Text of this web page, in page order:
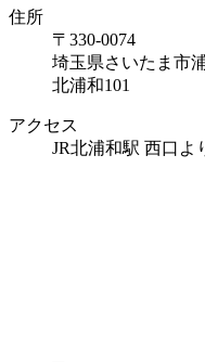
住所
〒330-0074
埼玉県さいたま市
北浦和101
アクセス
JR北浦和駅 西口よ